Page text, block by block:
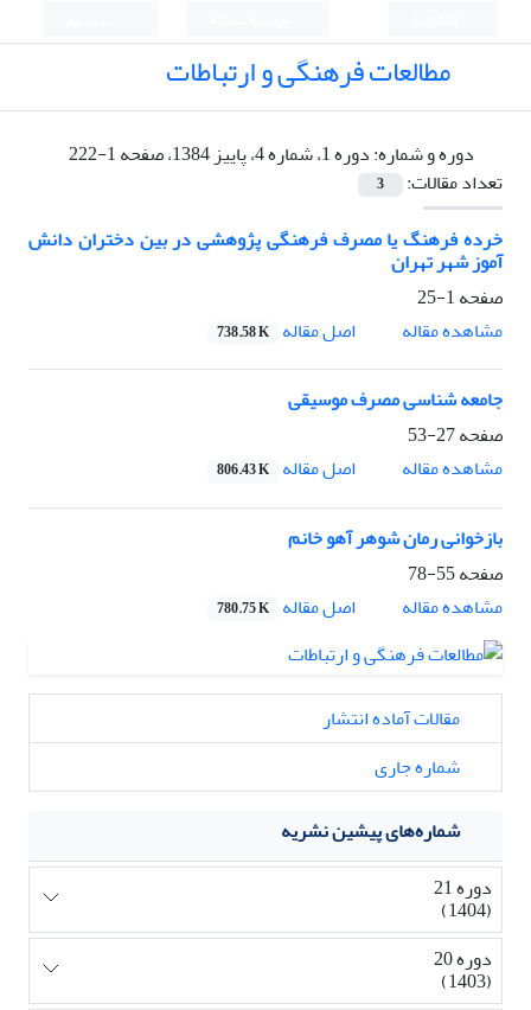
مطالعات فرهنگی و ارتباطات
دوره و شماره:دوره 1، شماره 4، پاییز 1384، صفحه 1-222
تعداد مقالات:
3
خرده فرهنگ یا مصرف فرهنگی پژوهشی در بین دختران دانش
آموز شهر تهران
صفحه1-25
مشاهده مقاله
اصل مقاله 738.58 K
جامعه شناسی مصرف موسیقی
صفحه27-53
مشاهده مقاله
اصل مقاله 806.43 K
بازخوانی رمان شوهر آهو خانم
صفحه55-78
مشاهده مقاله
اصل مقاله 780.75 K
مقالات آماده انتشار
شماره جاری
شماره‌های پیشین نشریه
دوره 21
(1404)
دوره 20
(1403)